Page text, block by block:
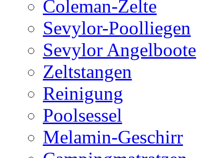
Coleman-Zelte
Sevylor-Poolliegen
Sevylor Angelboote
Zeltstangen
Reinigung
Poolsessel
Melamin-Geschirr